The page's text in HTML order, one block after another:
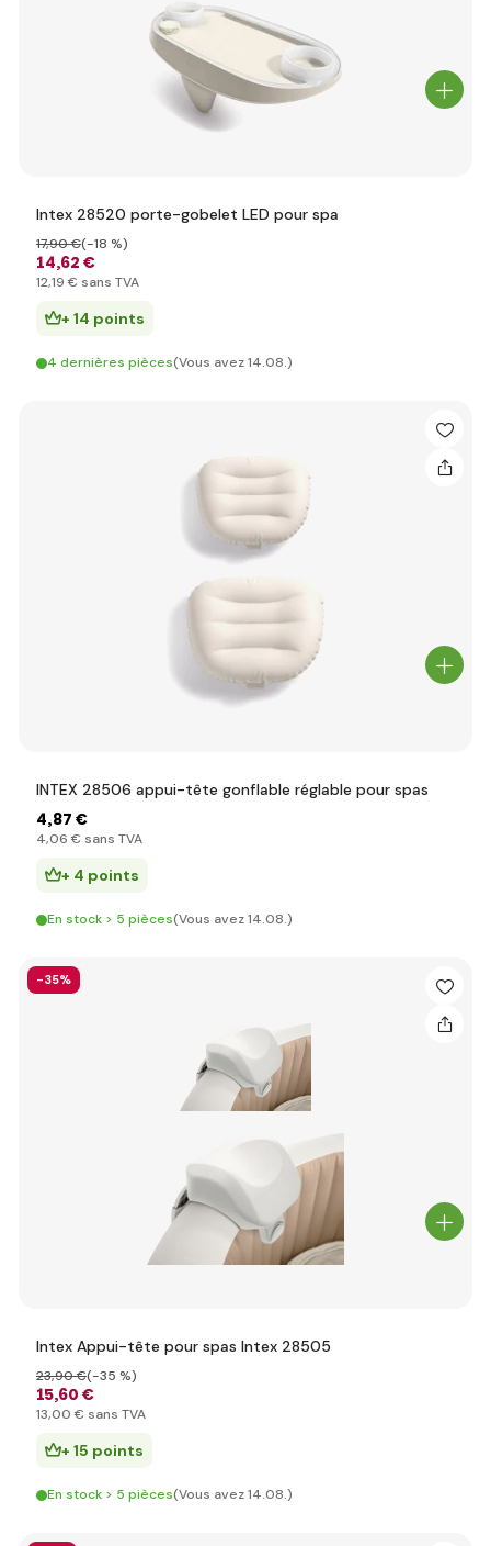
Intex 28520 porte-gobelet LED pour spa
14,62 €
17,90 €(-18 %)
12,19 € sans TVA
+ 14 points
4 dernières pièces(Vous avez 14.08.)
INTEX 28506 appui-tête gonflable réglable pour spas
4,87 €
4,06 € sans TVA
+ 4 points
En stock > 5 pièces(Vous avez 14.08.)
-35%
Intex Appui-tête pour spas Intex 28505
15,60 €
23,90 €(-35 %)
13,00 € sans TVA
+ 15 points
En stock > 5 pièces(Vous avez 14.08.)